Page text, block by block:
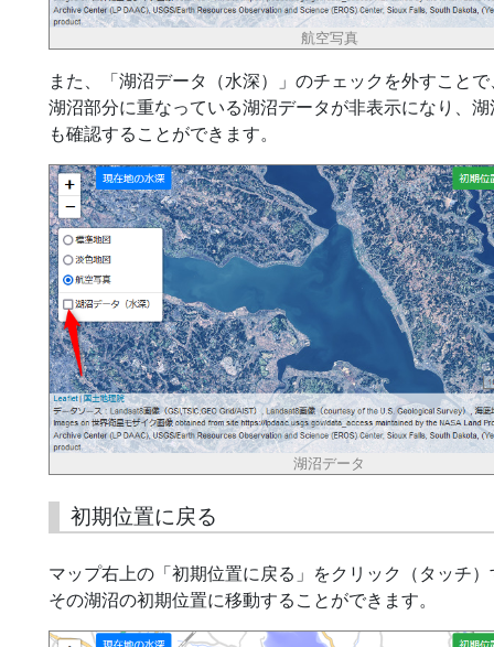
航空写真
また、「湖沼データ（水深）」のチェックを外すこと
湖沼部分に重なっている湖沼データが非表示になり、
も確認することができます。
湖沼データ
初期位置に戻る
マップ右上の「初期位置に戻る」をクリック（タッチ
その湖沼の初期位置に移動することができます。